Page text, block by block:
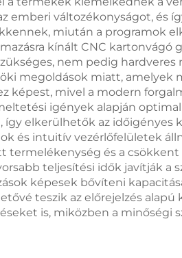
emberi változékonyságot, és
miután a programok
kínált CNC kartonvágó
nem pedig
megoldások miatt,
képest, mivel a modern
igények alapján
elkerülhetők az időigényes
és intuitív vezérlőfelületek
és a
teljesítési idők javítják a
képesek bővíteni
teszik az előrejelzés alapú
is, miközben a